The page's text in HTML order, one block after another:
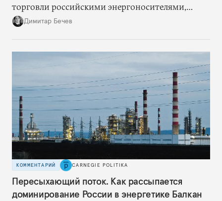
торговли российскими энергоносителями,
частичный разворот на Запад не скажется на ее
Димитар Бечев
КОММЕНТАРИЙ CARNEGIE POLITIKA
Пересыхающий поток. Как рассыпается
доминирование России в энергетике Балкан